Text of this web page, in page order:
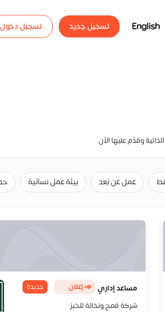
English تسجيل جديد تسجيل
عمل عن بُعد بيئة عمل نسائية
مساعد إداري 📣 إعلان جديدة
شركة قمح ونخالة للخبز